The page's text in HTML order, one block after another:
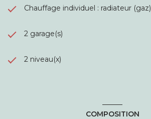
Chauffage individuel : radiateur (gaz)
2 garage(s)
2 niveau(x)
COMPOSITION